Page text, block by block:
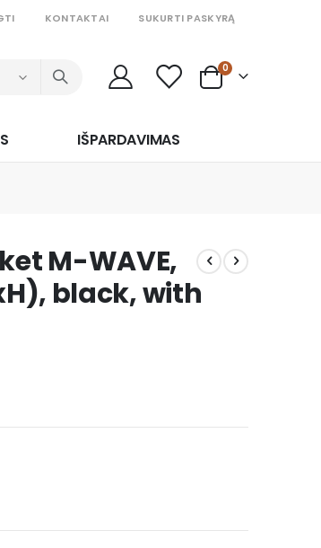
KONTAKTAI SUKURTI PASKYRĄ
Cart
0prekės
IŠPARDAVIMAS
M-WAVE,
black, with